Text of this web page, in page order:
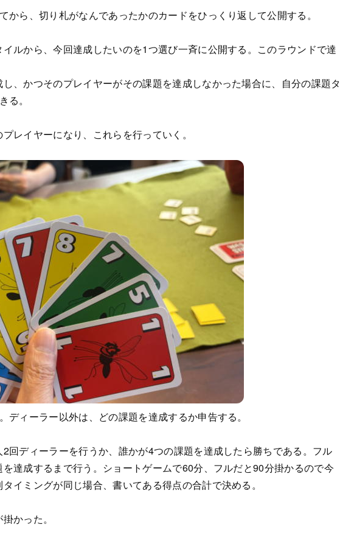
から、切り札がなんであったかのカードをひっくり返して公開する。
ルから、今回達成したいのを1つ選び一斉に公開する。このラウンドで達
、かつそのプレイヤーがその課題を達成しなかった場合に、自分の課題タ
る。
レイヤーになり、これらを行っていく。
ディーラー以外は、どの課題を達成するか申告する。
回ディーラーを行うか、誰かが4つの課題を達成したら勝ちである。フル
達成するまで行う。ショートゲームで60分、フルだと90分掛かるので今
イミングが同じ場合、書いてある得点の合計で決める。
かった。